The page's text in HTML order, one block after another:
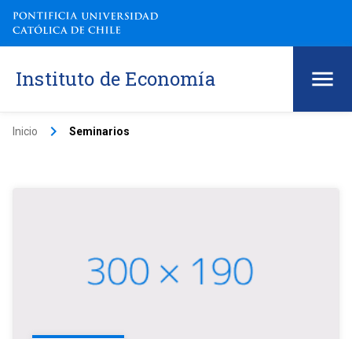
Instituto de Economía
Inicio keyboard_arrow_right Seminarios